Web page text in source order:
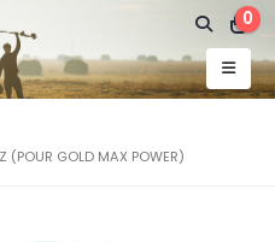
0
(POUR GOLD MAX POWER)